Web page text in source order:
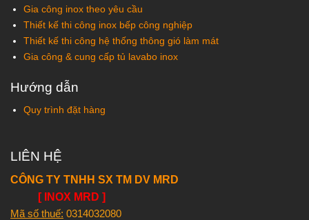
Gia công inox theo yêu cầu
Thiết kế thi công inox bếp công nghiệp
Thiết kế thi công hệ thống thông gió làm mát
Gia công & cung cấp tủ lavabo inox
Hướng dẫn
Quy trình đặt hàng
LIÊN HỆ
CÔNG TY TNHH SX TM DV MRD
[ INOX MRD ]
Mã số thuế: 0314032080